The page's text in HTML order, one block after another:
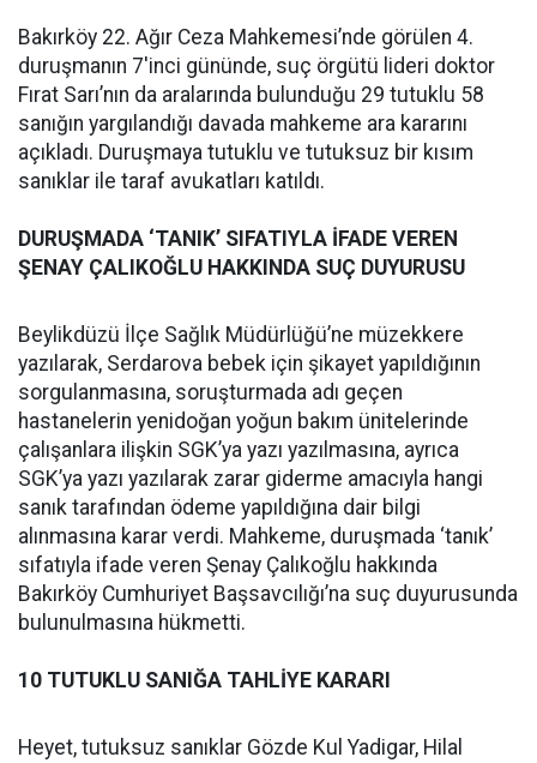
Bakırköy 22. Ağır Ceza Mahkemesi’nde görülen 4.
duruşmanın 7'inci gününde, suç örgütü lideri doktor
Fırat Sarı’nın da aralarında bulunduğu 29 tutuklu 58
sanığın yargılandığı davada mahkeme ara kararını
açıkladı. Duruşmaya tutuklu ve tutuksuz bir kısım
sanıklar ile taraf avukatları katıldı.
DURUŞMADA ‘TANIK’ SIFATIYLA İFADE VEREN
ŞENAY ÇALIKOĞLU HAKKINDA SUÇ DUYURUSU
Beylikdüzü İlçe Sağlık Müdürlüğü’ne müzekkere
yazılarak, Serdarova bebek için şikayet yapıldığının
sorgulanmasına, soruşturmada adı geçen
hastanelerin yenidoğan yoğun bakım ünitelerinde
çalışanlara ilişkin SGK’ya yazı yazılmasına, ayrıca
SGK’ya yazı yazılarak zarar giderme amacıyla hangi
sanık tarafından ödeme yapıldığına dair bilgi
alınmasına karar verdi. Mahkeme, duruşmada ‘tanık’
sıfatıyla ifade veren Şenay Çalıkoğlu hakkında
Bakırköy Cumhuriyet Başsavcılığı’na suç duyurusunda
bulunulmasına hükmetti.
10 TUTUKLU SANIĞA TAHLİYE KARARI
Heyet, tutuksuz sanıklar Gözde Kul Yadigar, Hilal